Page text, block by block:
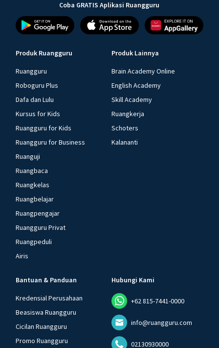
Coba GRATIS Aplikasi Ruangguru
Produk Ruangguru
Ruangguru
Roboguru Plus
Dafa dan Lulu
Kursus for Kids
Ruangguru for Kids
Ruangguru for Business
Ruanguji
Ruangbaca
Ruangkelas
Ruangbelajar
Ruangpengajar
Ruangguru Privat
Ruangpeduli
Airis
Produk Lainnya
Brain Academy Online
English Academy
Skill Academy
Ruangkerja
Schoters
Kalananti
Bantuan & Panduan
Kredensial Perusahaan
Beasiswa Ruangguru
Cicilan Ruangguru
Promo Ruangguru
Hubungi Kami
+62 815-7441-0000
info@ruangguru.com
02130930000